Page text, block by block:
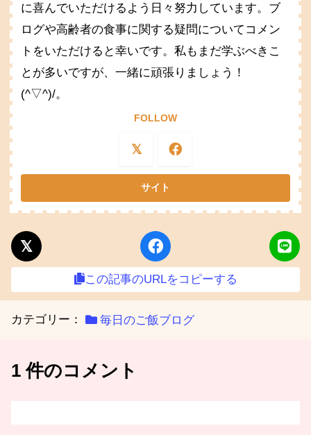
に喜んでいただけるよう日々努力しています。ブ
ログや高齢者の食事に関する疑問についてコメン
トをいただけると幸いです。私もまだ学ぶべきこ
とが多いですが、一緒に頑張りましょう！
(^▽^)/。
FOLLOW
この記事のURLをコピーする
カテゴリー： 毎日のご飯ブログ
1 件のコメント